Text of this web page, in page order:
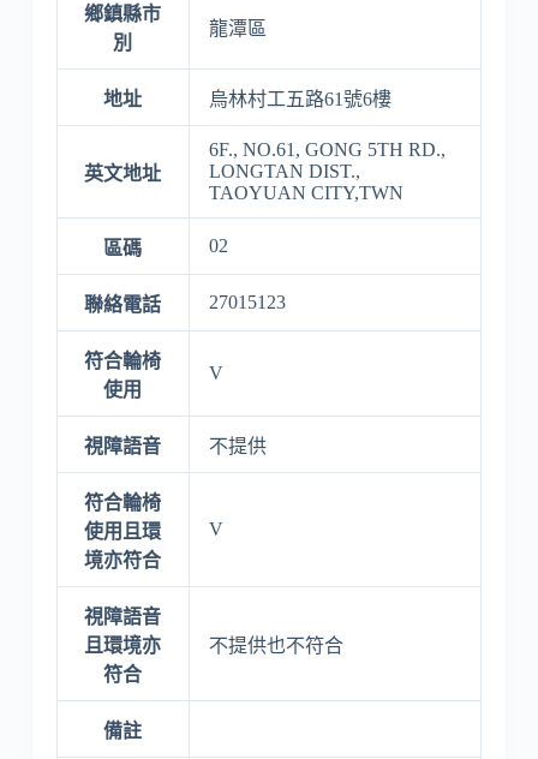
鄉鎮縣市
別
龍潭區
地址 烏林村工五路61號6樓
英文地址
6F., NO.61, GONG 5TH RD.,
LONGTAN DIST.,
TAOYUAN CITY,TWN
區碼 02
聯絡電話 27015123
符合輪椅
使用
V
視障語音 不提供
符合輪椅
使用且環
境亦符合
V
視障語音
且環境亦
符合
不提供也不符合
備註